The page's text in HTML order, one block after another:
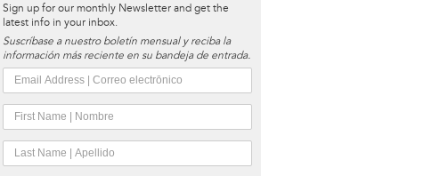
Sign up for our monthly Newsletter and get the
latest info in your inbox.
Suscríbase a nuestro boletín mensual y reciba la
información más reciente en su bandeja de entrada.